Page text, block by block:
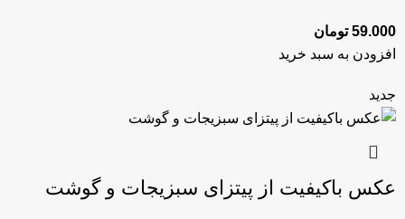
59.000 تومان
افزودن به سبد خرید
جدید
عکس باکیفیت از پیتزای سبزیجات و گوشت